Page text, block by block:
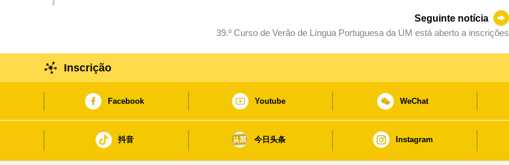
Seguinte notícia
39.º Curso de Verão de Língua Portuguesa da UM está aberto a inscrições
Inscrição
Facebook Youtube WeChat
抖音 今日头条 Instagram